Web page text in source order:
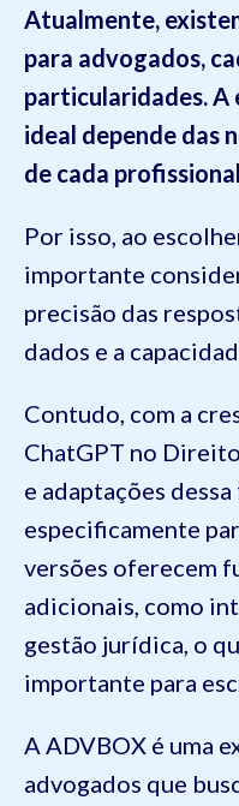
Atualmente,
para advogados,
particularidades. A
ideal depende das
de cada
Por isso, ao
importante
precisão das
dados e a
Contudo, com a
ChatGPT no
e adaptações
especificamente
versões oferecem
adicionais, como
gestão jurídica, o
importante para
A ADVBOX é uma
advogados que